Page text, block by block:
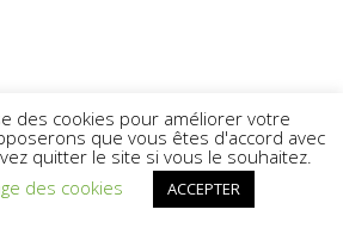
des cookies pour améliorer votre
que vous êtes d'accord avec
quitter le site si vous le souhaitez.
des cookies
ACCEPTER